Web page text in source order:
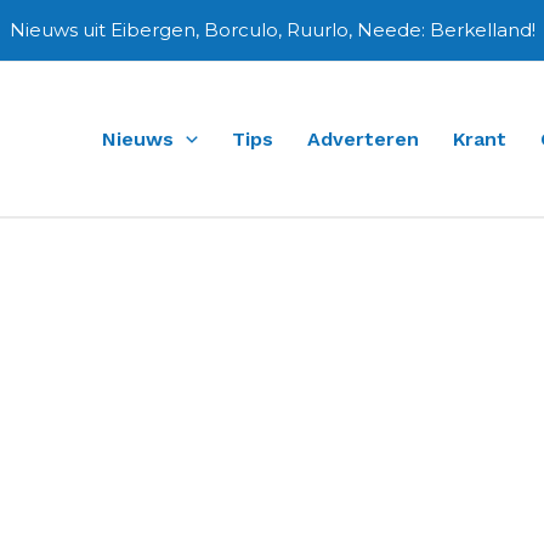
Nieuws uit Eibergen, Borculo, Ruurlo, Neede: Berkelland!
Nieuws Tips Adverteren Krant